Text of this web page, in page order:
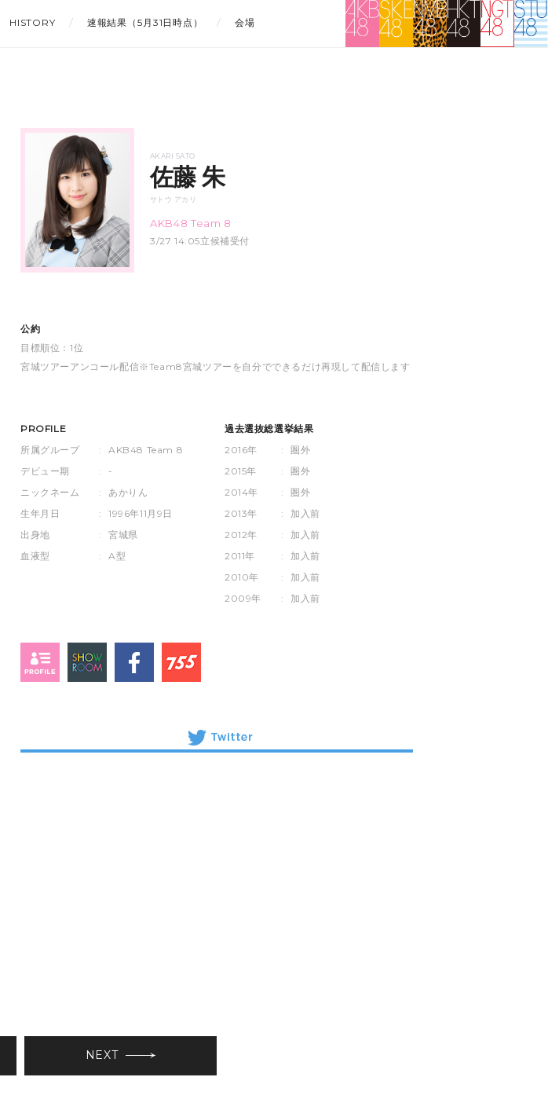
HISTORY 速報結果（5月31日時点） 会場
AKARI SATO
佐藤 朱
サトウ アカリ
AKB48 Team 8
3/27 14:05立候補受付
公約
目標順位：1位
宮城ツアーアンコール配信※Team8宮城ツアーを自分でできるだけ再現して配信します
PROFILE
所属グループ
:
AKB48 Team 8
デビュー期
:
-
ニックネーム
:
あかりん
生年月日
:
1996年11月9日
出身地
:
宮城県
血液型
: A型
過去選抜総選挙結果
2016年
:
圏外
2015年
:
圏外
2014年
:
圏外
2013年
:
加入前
2012年
:
加入前
2011年
:
加入前
2010年
:
加入前
2009年
: 加入前
NEXT